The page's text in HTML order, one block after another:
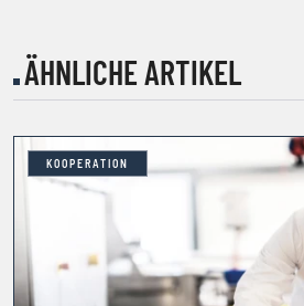
ÄHNLICHE ARTIKEL
KOOPERATION